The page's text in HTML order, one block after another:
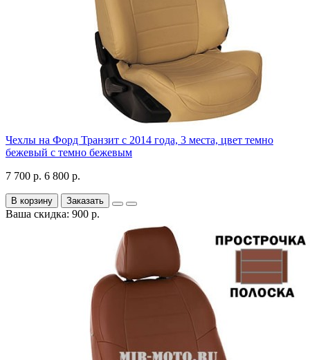
Чехлы на Форд Транзит с 2014 года, 3 места, цвет темно
бежевый с темно бежевым
7 700 р. 6 800 р.
В корзину Заказать
Ваша скидка: 900 р.